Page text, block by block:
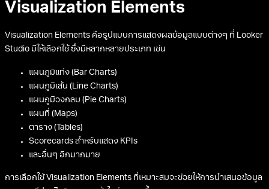
Visualization Elements
Visualization Elements คือรูปแบบการแสดงผลข้อมูลแบบต่างๆ ที่ Looker
Studio มีให้เลือกใช้ ซึ่งมีหลากหลายประเภท เช่น
แผนภูมิแท่ง (Bar Charts)
แผนภูมิเส้น (Line Charts)
แผนภูมิวงกลม (Pie Charts)
แผนที่ (Maps)
ตาราง (Tables)
Scorecards สำหรับแสดง KPIs
และอื่นๆ อีกมากมาย
การเลือกใช้ Visualization Elements ที่เหมาะสมจะช่วยให้การนำเสนอข้อมูล